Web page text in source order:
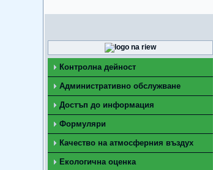
Контролна дейност
Административно обслужване
Достъп до информация
Формуляри
Качество на атмосферния въздух
Екологична оценка